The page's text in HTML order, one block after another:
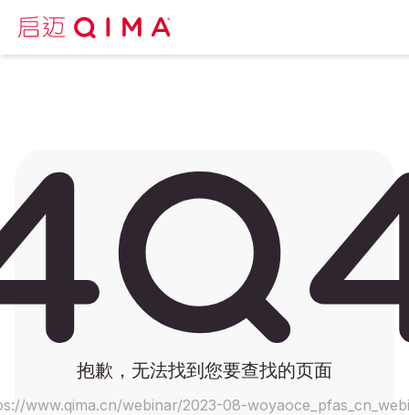
抱歉，无法找到您要查找的页面
www.qima.cn/webinar/2023-08-